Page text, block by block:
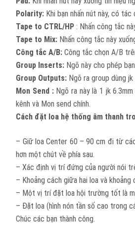
Polarity: Khi bạn nhấn nút này, có
Tape to CTRL/HP : Nhấn công tắc
Tape to Mix: Nhấn công tắc này
Công tắc A/B:Công tắc chọn A/B
Group Inserts: Ngõ này cho phép
Group Outputs: Ngõ ra group dùng
Mon Send : Ngõ ra này là 1 jk
kênh và Mon send chính.
Cách đặt loa hệ thống âm thanh
– Giữ loa Center 60 – 90 cm đi từ
hơn một chút về phía sau.
– Xác định vị trí đứng của người nói
– Khoảng cách giữa hai loa và
– Một vị trí đặt loa hội trường tốt là
– Đặt loa (hình nón tần số cao trong
Chúc các bạn thành công.